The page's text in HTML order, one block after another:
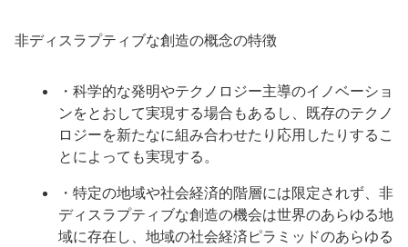
非ディスラプティブな創造の概念の特徴
・科学的な発明やテクノロジー主導のイノベーショ
ンをとおして実現する場合もあるし、既存のテクノ
ロジーを新たなに組み合わせたり応用したりするこ
とによっても実現する。
・特定の地域や社会経済的階層には限定されず、非
ディスラプティブな創造の機会は世界のあらゆる地
域に存在し、地域の社会経済ピラミッドのあらゆる